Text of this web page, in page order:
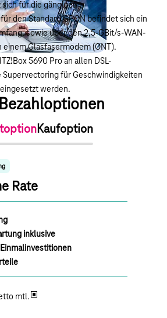
für die gängigen
den Standard GPON befindet sich ein
sowie über den 2,5-GBit/s-WAN-
einem Glasfasermodem (ONT).
5690 Pro an allen DSL-
für Geschwindigkeiten
werden.
Kaufoption
Rate
inklusive
mtl.